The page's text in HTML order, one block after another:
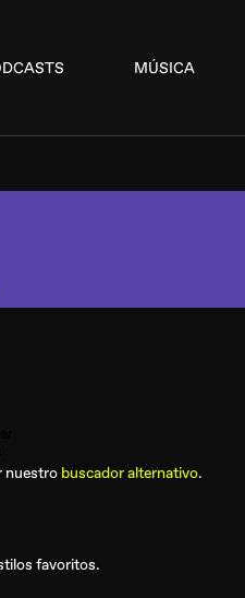
MÚSICA
nuestro buscador alternativo.
favoritos.